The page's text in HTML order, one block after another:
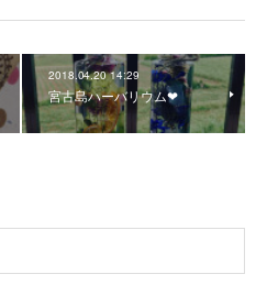
2018.04.20 14:29
宮古島ハーバリウム❤